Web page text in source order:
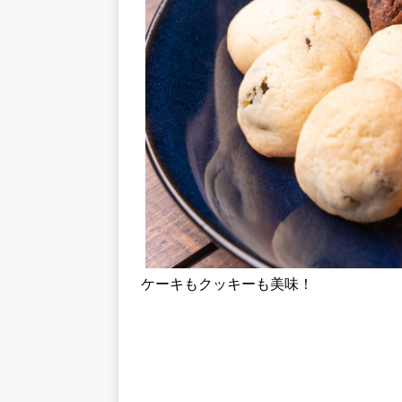
ケーキもクッキーも美味！